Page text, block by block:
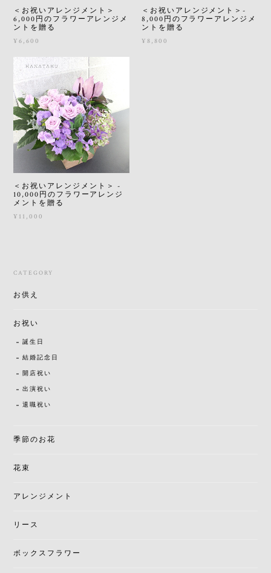
＜お祝いアレンジメント＞
6,000円のフラワーアレンジメ
ントを贈る
¥6,600
＜お祝いアレンジメント＞-
8,000円のフラワーアレンジメ
ントを贈る
¥8,800
＜お祝いアレンジメント＞ -
10,000円のフラワーアレンジ
メントを贈る
¥11,000
CATEGORY
お供え
お祝い
誕生日
結婚記念日
開店祝い
出演祝い
退職祝い
季節のお花
花束
アレンジメント
リース
ボックスフラワー